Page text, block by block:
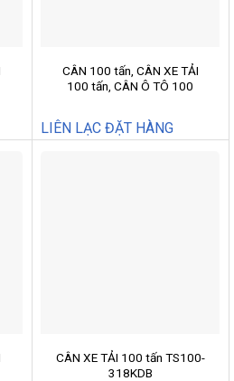
CÂN 100 tấn, CÂN XE TẢI
100 tấn, CÂN Ô TÔ 100
LIÊN LẠC ĐẶT HÀNG
CÂN XE TẢI 100 tấn TS100-
318KDB